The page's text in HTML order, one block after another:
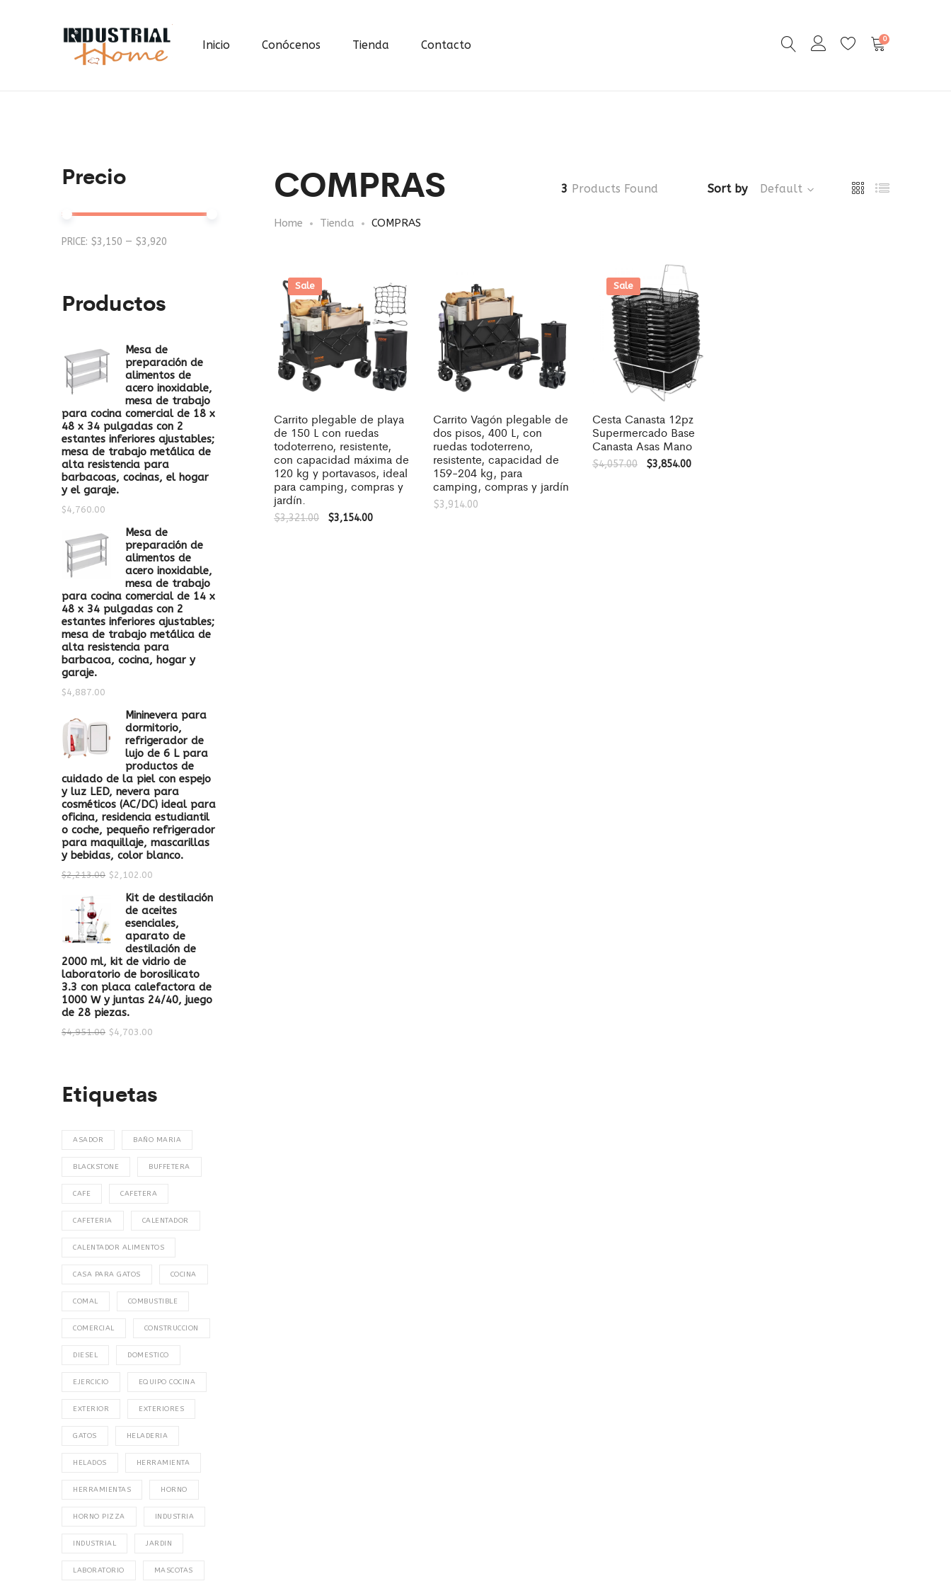
Inicio Conócenos Tienda Contacto 0
COMPRAS
Home Tienda COMPRAS
3 Products Found Sort by Default
Sale
Carrito plegable de playa
de 150 L con ruedas
todoterreno, resistente,
con capacidad máxima de
120 kg y portavasos, ideal
para camping, compras y
jardín.
$3,321.00 $3,154.00
Carrito Vagón plegable de
dos pisos, 400 L, con
ruedas todoterreno,
resistente, capacidad de
159-204 kg, para
camping, compras y jardín
$3,914.00
Sale
Cesta Canasta 12pz
Supermercado Base
Canasta Asas Mano
$4,057.00 $3,854.00
Precio
PRICE: $3,150 — $3,920
Productos
Mesa de
preparación de
alimentos de
acero inoxidable,
mesa de trabajo
para cocina comercial de 18 x
48 x 34 pulgadas con 2
estantes inferiores ajustables;
mesa de trabajo metálica de
alta resistencia para
barbacoas, cocinas, el hogar
y el garaje.
$4,760.00
Mesa de
preparación de
alimentos de
acero inoxidable,
mesa de trabajo
para cocina comercial de 14 x
48 x 34 pulgadas con 2
estantes inferiores ajustables;
mesa de trabajo metálica de
alta resistencia para
barbacoa, cocina, hogar y
garaje.
$4,887.00
Mininevera para
dormitorio,
refrigerador de
lujo de 6 L para
productos de
cuidado de la piel con espejo
y luz LED, nevera para
cosméticos (AC/DC) ideal para
oficina, residencia estudiantil
o coche, pequeño refrigerador
para maquillaje, mascarillas
y bebidas, color blanco.
$2,213.00 $2,102.00
Kit de destilación
de aceites
esenciales,
aparato de
destilación de
2000 ml, kit de vidrio de
laboratorio de borosilicato
3.3 con placa calefactora de
1000 W y juntas 24/40, juego
de 28 piezas.
$4,951.00 $4,703.00
Etiquetas
ASADOR BAÑO MARIA
BLACKSTONE BUFFETERA
CAFE CAFETERA
CAFETERIA CALENTADOR
CALENTADOR ALIMENTOS
CASA PARA GATOS COCINA
COMAL COMBUSTIBLE
COMERCIAL CONSTRUCCION
DIESEL DOMESTICO
EJERCICIO EQUIPO COCINA
EXTERIOR EXTERIORES
GATOS HELADERIA
HELADOS HERRAMIENTA
HERRAMIENTAS HORNO
HORNO PIZZA INDUSTRIA
INDUSTRIAL JARDIN
LABORATORIO MASCOTAS